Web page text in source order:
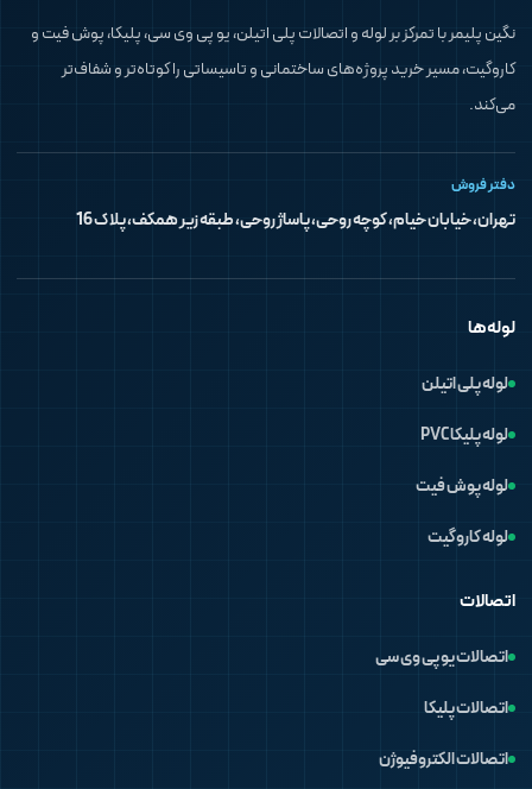
نگین پلیمر با تمرکز بر لوله و اتصالات پلی اتیلن، یو پی وی سی، پلیکا، پوش فیت و
کاروگیت، مسیر خرید پروژه‌های ساختمانی و تاسیساتی را کوتاه‌تر و شفاف‌تر
می‌کند.
دفتر فروش
تهران، خیابان خیام، کوچه روحی، پاساژ روحی، طبقه زیر همکف، پلاک 16
لوله‌ها
لوله پلی اتیلن
لوله پلیکا PVC
لوله پوش فیت
لوله کاروگیت
اتصالات
اتصالات یو پی وی سی
اتصالات پلیکا
اتصالات الکتروفیوژن